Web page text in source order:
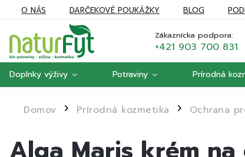
O NÁS DARČEKOVÉ POUKÁŽKY BLOG
Zákaznícka podpora:
+421 903 700 831
Doplnky výživy Potraviny Prírodná
Domov / Prírodná kozmetika / Ochrana